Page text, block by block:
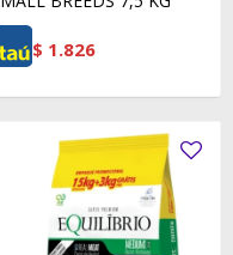
$ 1.826